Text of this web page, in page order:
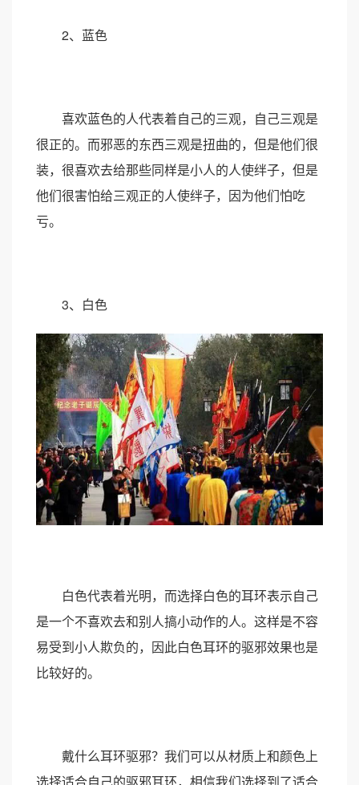
2、蓝色
喜欢蓝色的人代表着自己的三观，自己三观是
很正的。而邪恶的东西三观是扭曲的，但是他们很
装，很喜欢去给那些同样是小人的人使绊子，但是
他们很害怕给三观正的人使绊子，因为他们怕吃
亏。
3、白色
白色代表着光明，而选择白色的耳环表示自己
是一个不喜欢去和别人搞小动作的人。这样是不容
易受到小人欺负的，因此白色耳环的驱邪效果也是
比较好的。
戴什么耳环驱邪？我们可以从材质上和颜色上